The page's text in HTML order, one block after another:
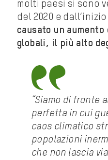
molti paesi si sono
del 2020 e
causato un aumento
globali, il più alto
“Siamo di fronte
perfetta in cui
caos climatico
popolazioni
che non lascia